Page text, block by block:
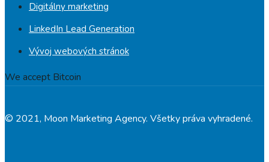
Digitálny marketing
LinkedIn Lead Generation
Vývoj webových stránok
© 2021, Moon Marketing Agency. Všetky práva vyhradené.